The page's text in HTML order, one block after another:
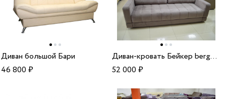
Диван большой Бари
46 800₽
Диван-кровать Бейкер bergen java
52 000₽